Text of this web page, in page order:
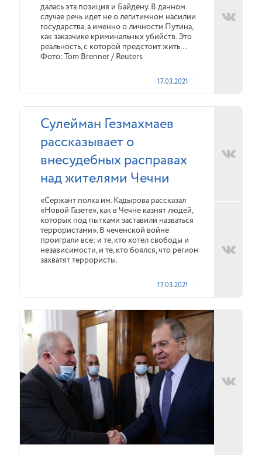
далась эта позиция и Байдену. В данном
случае речь идет не о легитимном насилии
государства, а именно о личности Путина,
как заказчике криминальных убийств. Это
реальность, с которой предстоит жить…
Фото: Tom Brenner / Reuters
17.03.2021
Сулейман Гезмахмаев
рассказывает о
внесудебных расправах
над жителями Чечни
«Сержант полка им. Кадырова рассказал
«Новой Газете», как в Чечне казнят людей,
которых под пытками заставили назваться
террористами». В чеченской войне
проиграли все: и те, кто хотел свободы и
независимости, и те, кто боялся, что регион
захватят террористы.
17.03.2021